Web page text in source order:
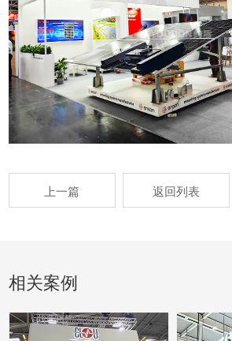
上一篇 返回列表
相关案例